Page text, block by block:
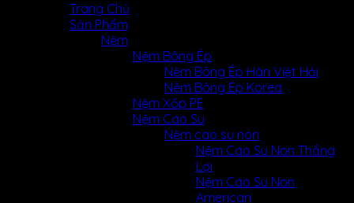
Trang Chủ
Sản Phẩm
Nệm
Nệm Bông Ép
Nệm Bông Ép Hàn Việt Hải
Nệm Bông Ép Korea
Nệm Xốp PE
Nệm Cao Su
Nệm cao su non
Nệm Cao Su Non Thắng
Lợi
Nệm Cao Su Non
American